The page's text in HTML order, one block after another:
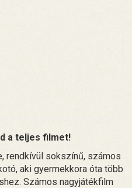
a teljes filmet!
rendkívül sokszínű, számos
aki gyermekkora óta több
Számos nagyjátékfilm